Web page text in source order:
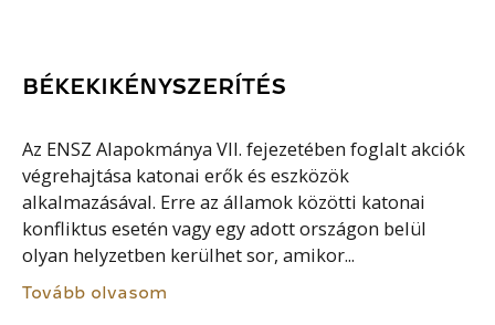
BÉKEKIKÉNYSZERÍTÉS
Az ENSZ Alapokmánya VII. fejezetében foglalt akciók
végrehajtása katonai erők és eszközök
alkalmazásával. Erre az államok közötti katonai
konfliktus esetén vagy egy adott országon belül
olyan helyzetben kerülhet sor, amikor...
Tovább olvasom